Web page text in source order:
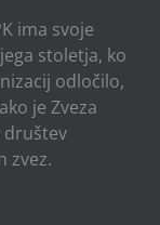
ima svoje
stoletja, ko
odločilo,
je Zveza
društev
zvez.